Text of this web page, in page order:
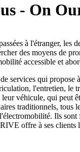
- On
à l'étranger,
des moyens de
accessible et
services qui propose
l'entretien, le
véhicule, qui peut
traditionnels, tous
Ils
offre à ses clients